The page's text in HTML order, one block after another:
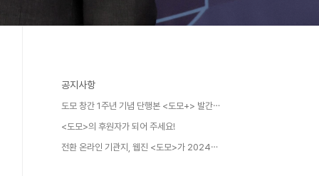
공지사항
도모 창간 1주년 기념 단행본 <도모+> 발간⋯
<도모>의 후원자가 되어 주세요!
전환 온라인 기관지, 웹진 <도모>가 2024⋯